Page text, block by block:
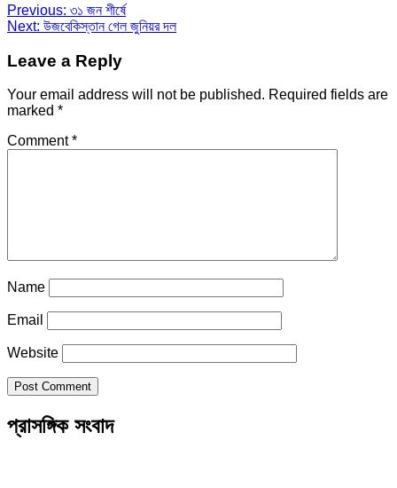
Post
navigation
Previous: ৩১ জন শীর্ষে
Next: উজবেকিস্তান গেল জুনিয়র দল
Leave a Reply
Your email address will not be published. Required fields are
marked *
Comment*
Name
Email
Website
প্রাসঙ্গিক সংবাদ